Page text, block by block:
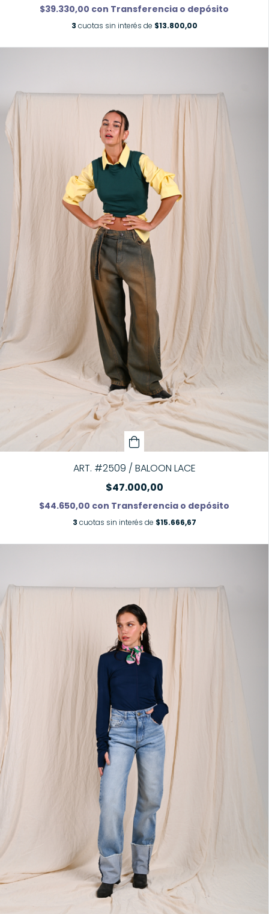
$39.330,00 con Transferencia o depósito
3 cuotas sin interés de $13.800,00
ART. #2509 / BALOON LACE
$47.000,00
$44.650,00 con Transferencia o depósito
3 cuotas sin interés de $15.666,67